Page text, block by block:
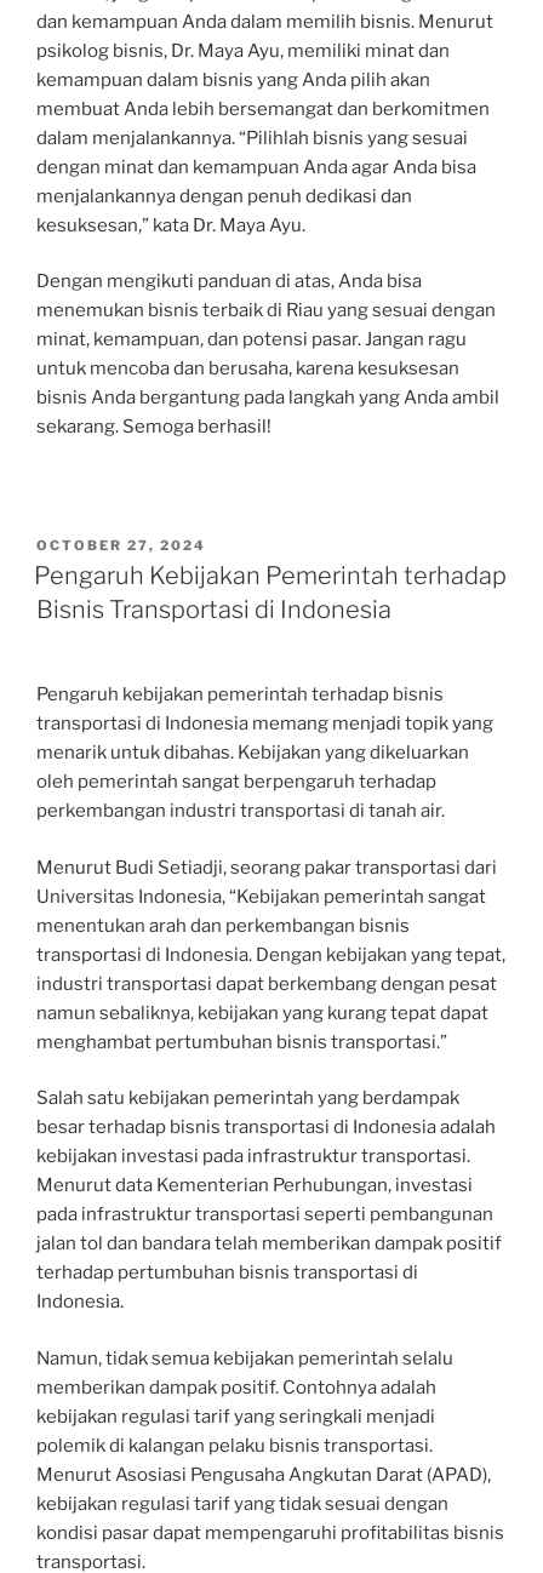
dan kemampuan Anda dalam memilih bisnis. Menurut
psikolog bisnis, Dr. Maya Ayu, memiliki minat dan
kemampuan dalam bisnis yang Anda pilih akan
membuat Anda lebih bersemangat dan berkomitmen
dalam menjalankannya. “Pilihlah bisnis yang sesuai
dengan minat dan kemampuan Anda agar Anda bisa
menjalankannya dengan penuh dedikasi dan
kesuksesan,” kata Dr. Maya Ayu.
Dengan mengikuti panduan di atas, Anda bisa
menemukan bisnis terbaik di Riau yang sesuai dengan
minat, kemampuan, dan potensi pasar. Jangan ragu
untuk mencoba dan berusaha, karena kesuksesan
bisnis Anda bergantung pada langkah yang Anda ambil
sekarang. Semoga berhasil!
POSTED
ON
OCTOBER 27, 2024
Pengaruh Kebijakan Pemerintah terhadap
Bisnis Transportasi di Indonesia
Pengaruh kebijakan pemerintah terhadap bisnis
transportasi di Indonesia memang menjadi topik yang
menarik untuk dibahas. Kebijakan yang dikeluarkan
oleh pemerintah sangat berpengaruh terhadap
perkembangan industri transportasi di tanah air.
Menurut Budi Setiadji, seorang pakar transportasi dari
Universitas Indonesia, “Kebijakan pemerintah sangat
menentukan arah dan perkembangan bisnis
transportasi di Indonesia. Dengan kebijakan yang tepat,
industri transportasi dapat berkembang dengan pesat
namun sebaliknya, kebijakan yang kurang tepat dapat
menghambat pertumbuhan bisnis transportasi.”
Salah satu kebijakan pemerintah yang berdampak
besar terhadap bisnis transportasi di Indonesia adalah
kebijakan investasi pada infrastruktur transportasi.
Menurut data Kementerian Perhubungan, investasi
pada infrastruktur transportasi seperti pembangunan
jalan tol dan bandara telah memberikan dampak positif
terhadap pertumbuhan bisnis transportasi di
Indonesia.
Namun, tidak semua kebijakan pemerintah selalu
memberikan dampak positif. Contohnya adalah
kebijakan regulasi tarif yang seringkali menjadi
polemik di kalangan pelaku bisnis transportasi.
Menurut Asosiasi Pengusaha Angkutan Darat (APAD),
kebijakan regulasi tarif yang tidak sesuai dengan
kondisi pasar dapat mempengaruhi profitabilitas bisnis
transportasi.